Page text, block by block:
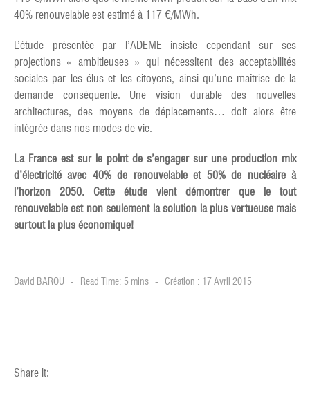
40% renouvelable est estimé à 117 €/MWh.
L’étude présentée par l’ADEME insiste cependant sur ses
projections « ambitieuses » qui nécessitent des acceptabilités
sociales par les élus et les citoyens, ainsi qu’une maîtrise de la
demande conséquente. Une vision durable des nouvelles
architectures, des moyens de déplacements… doit alors être
intégrée dans nos modes de vie.
La France est sur le point de s’engager sur une production mix
d’électricité avec 40% de renouvelable et 50% de nucléaire à
l’horizon 2050. Cette étude vient démontrer que le tout
renouvelable est non seulement la solution la plus vertueuse mais
surtout la plus économique!
David BAROU Read Time: 5 mins Création : 17 Avril 2015
Share it: